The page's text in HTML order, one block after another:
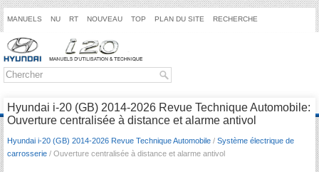
MANUELS NU RT NOUVEAU TOP PLAN DU SITE RECHERCHE
Hyundai i-20 (GB) 2014-2026 Revue Technique Automobile:
Ouverture centralisée à distance et alarme antivol
Hyundai i-20 (GB) 2014-2026 Revue Technique Automobile / Système électrique de
carrosserie / Ouverture centralisée à distance et alarme antivol